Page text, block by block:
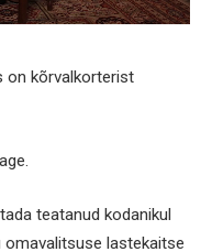
on kõrvalkorterist
teatanud kodanikul
lastekaitse